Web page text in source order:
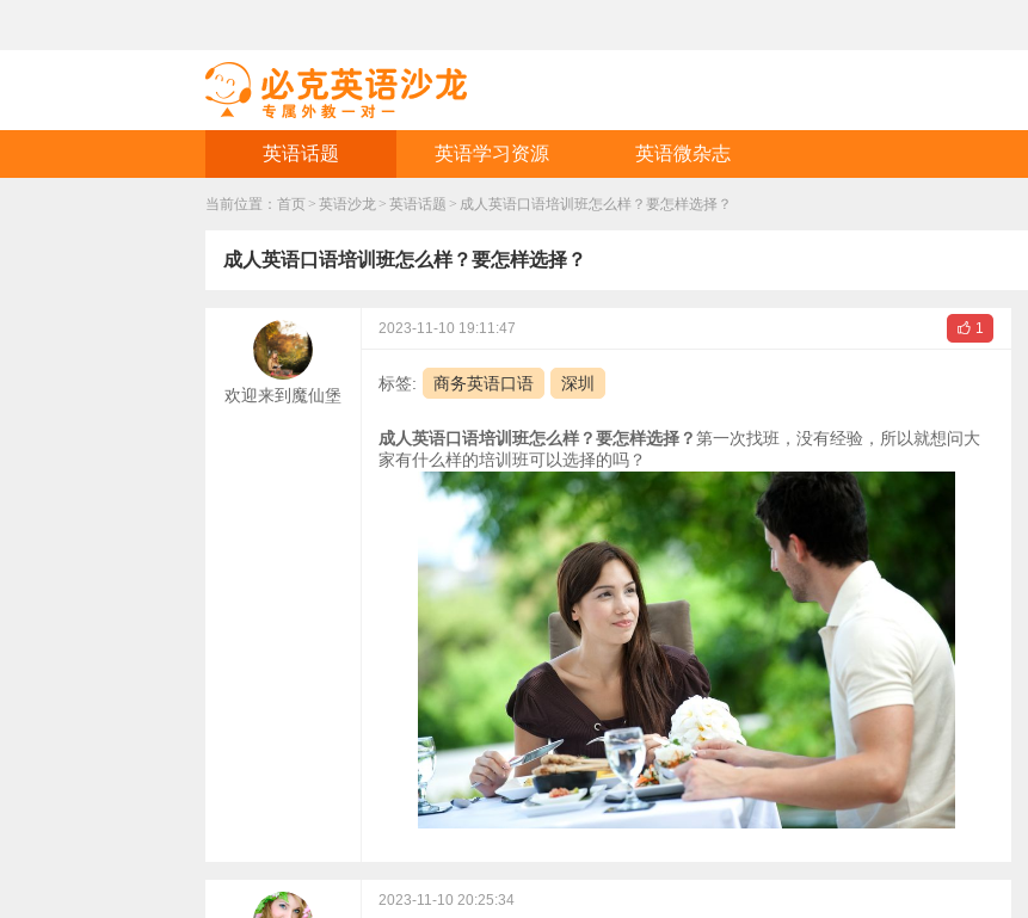
英语话题 英语学习资源 英语微杂志
当前位置： 首页 > 英语沙龙 > 英语话题 > 成人英语口语培训班怎么样？要怎样选择？
成人英语口语培训班怎么样？要怎样选择？
欢迎来到魔仙堡
 1
2023-11-10 19:11:47
标签: 商务英语口语 深圳
成人英语口语培训班怎么样？要怎样选择？第一次找班，没有经验，所以就想问大
家有什么样的培训班可以选择的吗？
2023-11-10 20:25:34